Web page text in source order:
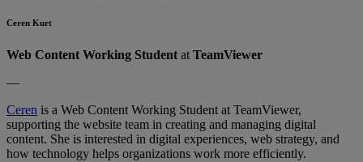
Ceren Kurt
Web Content Working Student at TeamViewer
—
Ceren is a Web Content Working Student at TeamViewer,
supporting the website team in creating and managing digital
content. She is interested in digital experiences, web strategy, and
how technology helps organizations work more efficiently.